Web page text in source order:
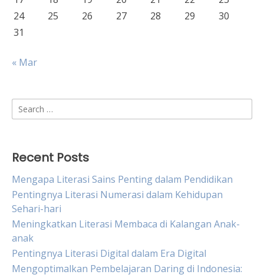
24
25 26 27 28 29
30
31
« Mar
Search
for:
Recent Posts
Mengapa Literasi Sains Penting dalam Pendidikan
Pentingnya Literasi Numerasi dalam Kehidupan
Sehari-hari
Meningkatkan Literasi Membaca di Kalangan Anak-
anak
Pentingnya Literasi Digital dalam Era Digital
Mengoptimalkan Pembelajaran Daring di Indonesia: